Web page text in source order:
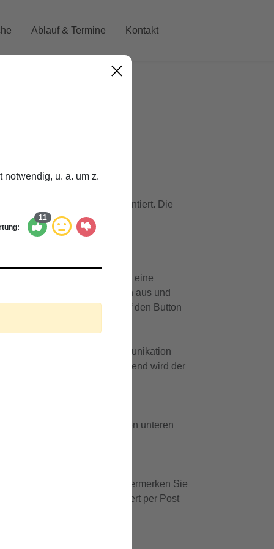
Ablauf & Termine Kontakt
sind hierabrufbar.
der Mitmachkarte präsentiert. Die
Sie darauf und setzen Sie so eine
die erforderlichen Angaben aus und
klicken Sie bitte auf den Button
Umgang in der Kommunikation
Nettikette geprüft. Anschließend wird der
Nutzen Sie hierfür bitte den unteren
1, 91126 Schwabach. Vermerken Sie
oder ihn ausreichend frankiert per Post
u. a. um z.
11